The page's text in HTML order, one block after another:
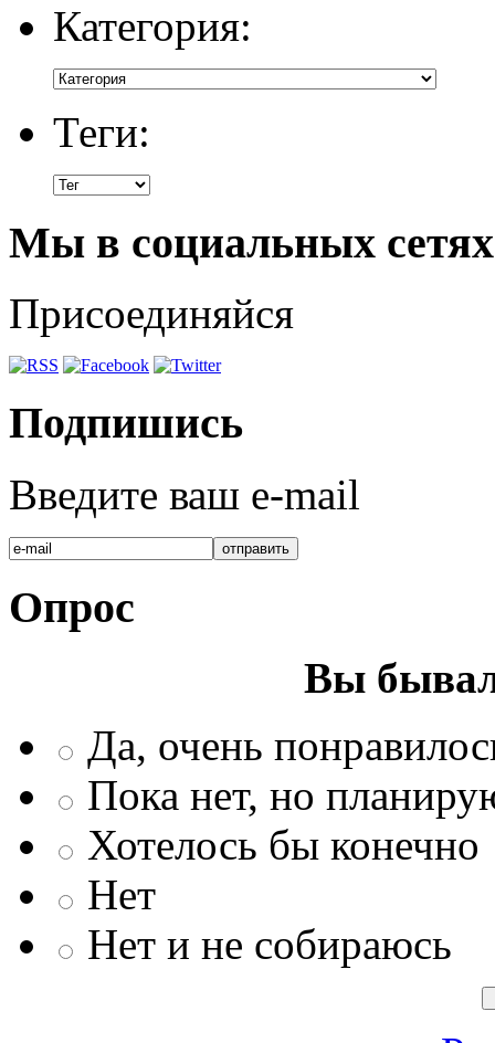
Категория:
Теги:
Мы в социальных сетях
Присоединяйся
Подпишись
Введите ваш e-mail
Опрос
Вы
Да, очень
Пока нет, но
Хотелось бы конечно
Нет
Нет и не собираюсь